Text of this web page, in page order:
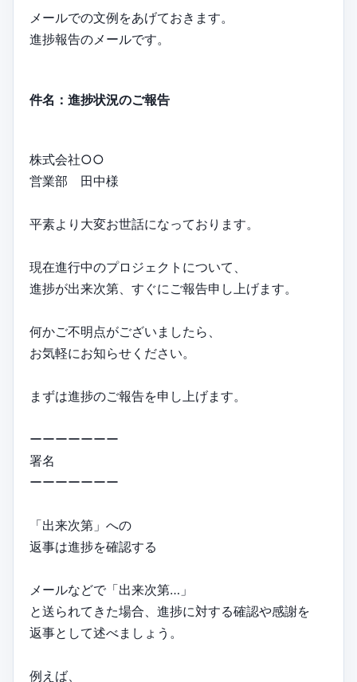
メールでの文例をあげておきます。
進捗報告のメールです。
件名：進捗状況のご報告
株式会社○○
営業部 田中様
平素より大変お世話になっております。
現在進行中のプロジェクトについて、
進捗が出来次第、すぐにご報告申し上げます。
何かご不明点がございましたら、
お気軽にお知らせください。
まずは進捗のご報告を申し上げます。
ーーーーーーー
署名
ーーーーーーー
「出来次第」への
返事は進捗を確認する
メールなどで「出来次第…」
と送られてきた場合、進捗に対する確認や感謝を
返事として述べましょう。
例えば、